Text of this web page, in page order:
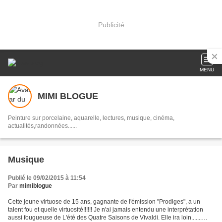
Publicité
MENU
MIMI BLOGUE
Peinture sur porcelaine, aquarelle, lectures, musique, cinéma,
actualités,randonnées......
Musique
Publié le 09/02/2015 à 11:54
Par mimiblogue
Cette jeune virtuose de 15 ans, gagnante de l'émission "Prodiges", a un
talent fou et quelle virtuosité!!!!!! Je n'ai jamais entendu une interprétation
aussi fougueuse de L'été des Quatre Saisons de Vivaldi. Elle ira loin.......